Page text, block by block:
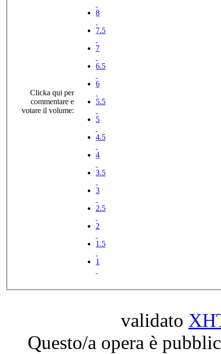
Clicka qui per
commentare e
votare il volume:
8
7.5
7
6.5
6
5.5
5
4.5
4
3.5
3
2.5
2
1.5
1
validato
Questo/a opera è